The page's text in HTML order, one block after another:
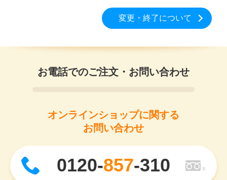
変更・終了について
お電話でのご注文・お問い合わせ
オンラインショップに関する
お問い合わせ
0120-857-310